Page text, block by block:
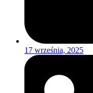
17 września, 2025